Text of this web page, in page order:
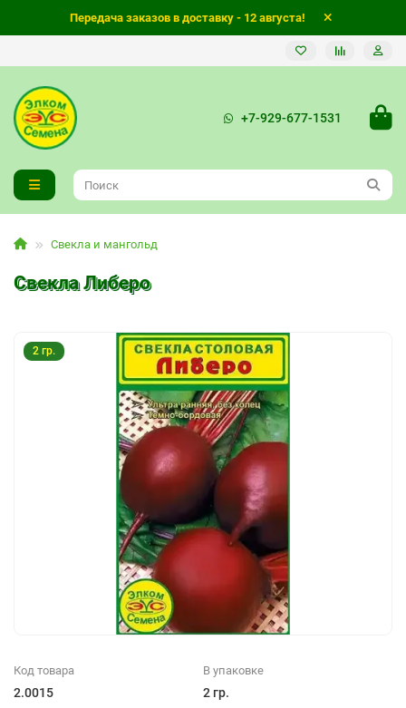
Передача заказов в доставку - 12 августа!
+7-929-677-1531
Свекла и мангольд
Свекла Либеро
2 гр.
Код товара
2.0015
В упаковке
2 гр.